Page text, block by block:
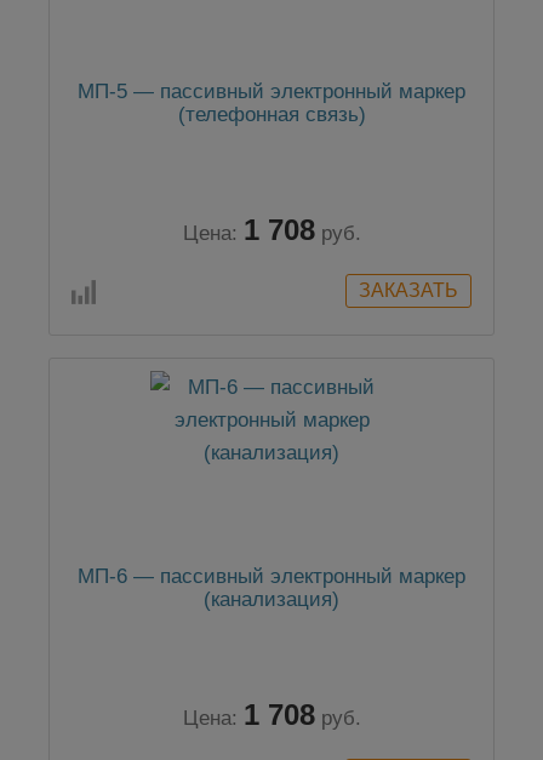
МП-5 — пассивный электронный маркер
(телефонная связь)
Цена: 1 708 руб.
МП-6 — пассивный электронный маркер
(канализация)
Цена: 1 708 руб.